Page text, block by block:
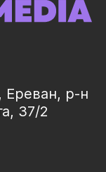
Ереван, р-н
37/2